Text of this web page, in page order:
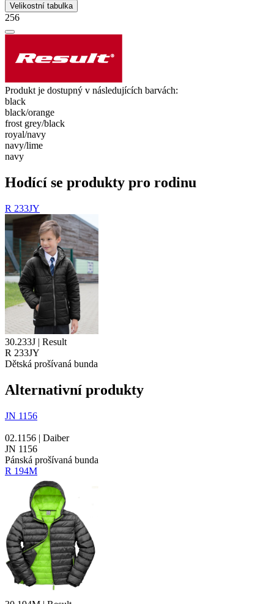
Velikostní tabulka
256
Produkt je dostupný v následujících barvách:
black
black/​orange
frost grey/​black
royal/​navy
navy/​lime
navy
Hodící se produkty pro rodinu
R 233JY
30.233J | Result
R 233JY
Dětská prošívaná bunda
Alternativní produkty
JN 1156
02.1156 | Daiber
JN 1156
Pánská prošívaná bunda
R 194M